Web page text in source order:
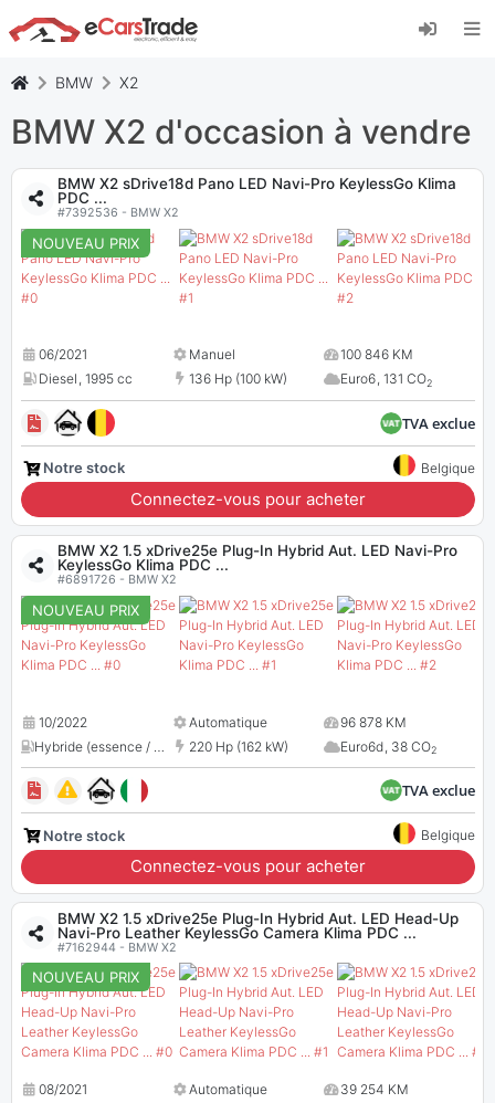
Installez l'application web eCarsTrade, ajoutez-
la à votre écran d'accueil et recevez des mises
BMW X2
BMW X2 d'occasion à vendre
BMW X2 sDrive18d Pano LED Navi-Pro KeylessGo Klima
PDC ...
#7392536 - BMW X2
NOUVEAU PRIX
06/2021 Manuel
100 846 KM
Diesel, 1995 cc 136 Hp (100 kW) Euro6, 131 CO2
TVA exclue
Notre stock Belgique
Connectez-vous pour acheter
BMW X2 1.5 xDrive25e Plug-In Hybrid Aut. LED Navi-Pro
KeylessGo Klima PDC ...
#6891726 - BMW X2
NOUVEAU PRIX
10/2022 Automatique
96 878 KM
,1499 cc
220 Hp (162 kW) Euro6d, 38 CO2
TVA exclue
Notre stock Belgique
Connectez-vous pour acheter
BMW X2 1.5 xDrive25e Plug-In Hybrid Aut. LED Head-Up
Navi-Pro Leather KeylessGo Camera Klima PDC ...
#7162944 - BMW X2
NOUVEAU PRIX
08/2021 Automatique
39 254 KM